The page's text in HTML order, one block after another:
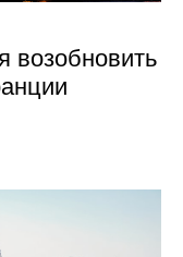
возобновить